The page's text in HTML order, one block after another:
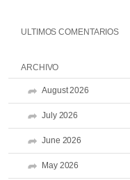
ULTIMOS COMENTARIOS
ARCHIVO
August 2026
July 2026
June 2026
May 2026